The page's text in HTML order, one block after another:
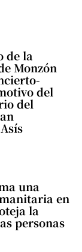
de la
Monzón
del
del
una
en
la
personas